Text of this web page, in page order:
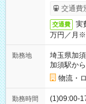
交通費
交通費
実
万円／月※
勤務地
埼玉県加
加須駅か
物流・
勤務時間 (1)09:00-